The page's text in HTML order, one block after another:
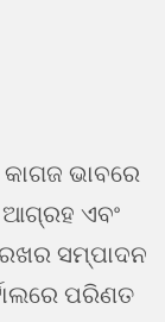
ଭାବରେ
ଏବଂ
ସମ୍ପାଦନ
ପରିଣତ